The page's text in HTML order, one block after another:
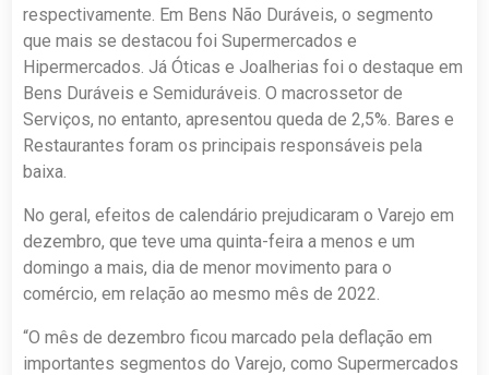
respectivamente. Em Bens Não Duráveis, o segmento
que mais se destacou foi Supermercados e
Hipermercados. Já Óticas e Joalherias foi o destaque em
Bens Duráveis e Semiduráveis. O macrossetor de
Serviços, no entanto, apresentou queda de 2,5%. Bares e
Restaurantes foram os principais responsáveis pela
baixa.
No geral, efeitos de calendário prejudicaram o Varejo em
dezembro, que teve uma quinta-feira a menos e um
domingo a mais, dia de menor movimento para o
comércio, em relação ao mesmo mês de 2022.
“O mês de dezembro ficou marcado pela deflação em
importantes segmentos do Varejo, como Supermercados